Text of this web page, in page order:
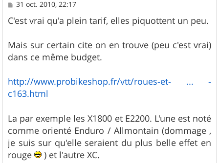
M
s
s
g
e
31 oct. 2010, 22:17
C'est vrai qu'a plein tarif, elles piquottent un peu.
Mais sur certain cite on en trouve (peu c'est vrai)
dans ce même budget.
http://www.probikeshop.fr/vtt/roues-et- ... -
c163.html
La par exemple les X1800 et E2200. L'une est noté
comme orienté Enduro / Allmontain (dommage ,
je suis sur qu'elle seraient du plus belle effet en
rouge
) et l'autre XC.